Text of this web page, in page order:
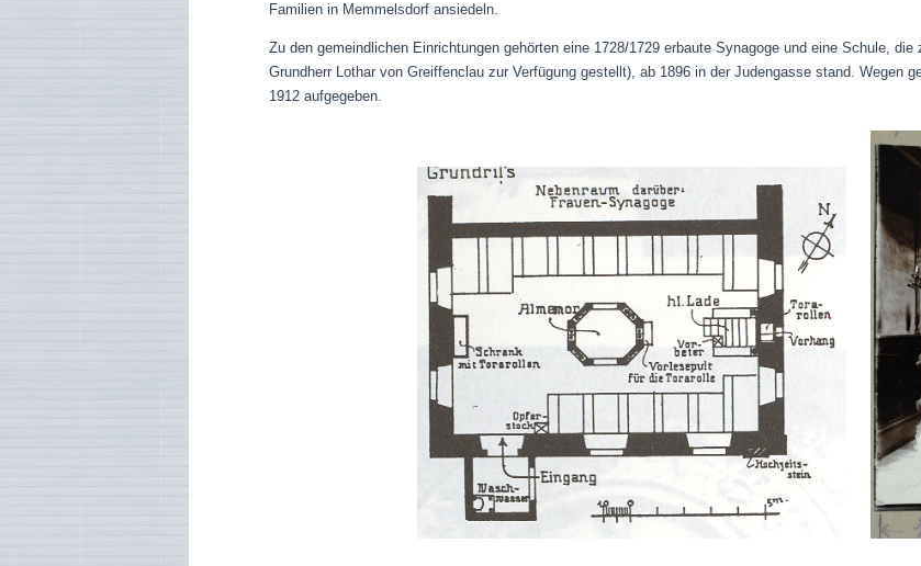
Familien in Memmelsdorf ansiedeln.
Zu den gemeindlichen Einrichtungen gehörten eine 1728/1729 erbaute Synagoge und eine Schule,
Grundherr Lothar von Greiffenclau zur Verfügung gestellt), ab 1896 in der Judengasse stand. Wegen
1912 aufgegeben.